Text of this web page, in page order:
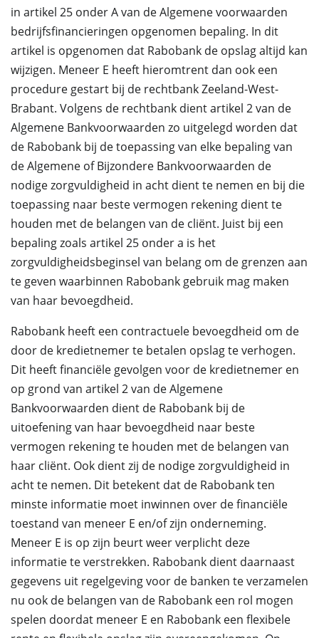
in artikel 25 onder A van de Algemene voorwaarden
bedrijfsfinancieringen opgenomen bepaling. In dit
artikel is opgenomen dat Rabobank de opslag altijd kan
wijzigen. Meneer E heeft hieromtrent dan ook een
procedure gestart bij de rechtbank Zeeland-West-
Brabant. Volgens de rechtbank dient artikel 2 van de
Algemene Bankvoorwaarden zo uitgelegd worden dat
de Rabobank bij de toepassing van elke bepaling van
de Algemene of Bijzondere Bankvoorwaarden de
nodige zorgvuldigheid in acht dient te nemen en bij die
toepassing naar beste vermogen rekening dient te
houden met de belangen van de cliënt. Juist bij een
bepaling zoals artikel 25 onder a is het
zorgvuldigheidsbeginsel van belang om de grenzen aan
te geven waarbinnen Rabobank gebruik mag maken
van haar bevoegdheid.
Rabobank heeft een contractuele bevoegdheid om de
door de kredietnemer te betalen opslag te verhogen.
Dit heeft financiële gevolgen voor de kredietnemer en
op grond van artikel 2 van de Algemene
Bankvoorwaarden dient de Rabobank bij de
uitoefening van haar bevoegdheid naar beste
vermogen rekening te houden met de belangen van
haar cliënt. Ook dient zij de nodige zorgvuldigheid in
acht te nemen. Dit betekent dat de Rabobank ten
minste informatie moet inwinnen over de financiële
toestand van meneer E en/of zijn onderneming.
Meneer E is op zijn beurt weer verplicht deze
informatie te verstrekken. Rabobank dient daarnaast
gegevens uit regelgeving voor de banken te verzamelen
nu ook de belangen van de Rabobank een rol mogen
spelen doordat meneer E en Rabobank een flexibele